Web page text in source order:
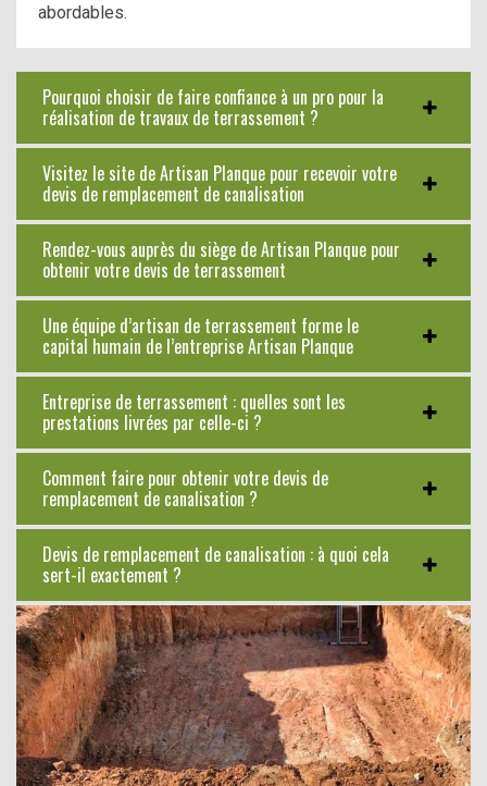
abordables.
Pourquoi choisir de faire confiance à un pro pour la
réalisation de travaux de terrassement ?
Visitez le site de Artisan Planque pour recevoir votre
devis de remplacement de canalisation
Rendez-vous auprès du siège de Artisan Planque pour
obtenir votre devis de terrassement
Une équipe d’artisan de terrassement forme le
capital humain de l’entreprise Artisan Planque
Entreprise de terrassement : quelles sont les
prestations livrées par celle-ci ?
Comment faire pour obtenir votre devis de
remplacement de canalisation ?
Devis de remplacement de canalisation : à quoi cela
sert-il exactement ?